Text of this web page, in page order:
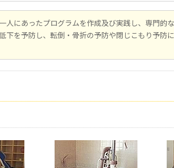
人にあったプログラムを作成及び実践し、専門的
下を予防し、転倒・骨折の予防や閉じこもり予防